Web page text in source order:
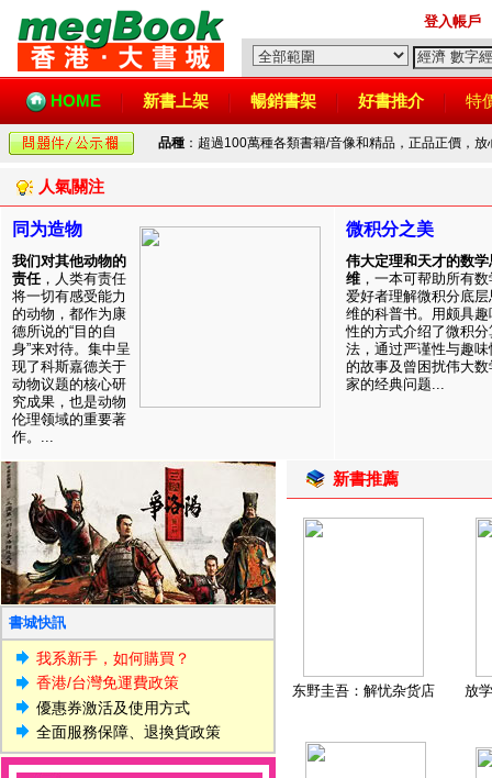
登入帳戶
HOME 新書上架 暢銷書架 好書推介 特
品種 ：超過100萬種各類書籍/音像和精品，正品正價，
人氣關注
同为造物
我们对其他动物的
责任，人类有责任
将一切有感受能力
的动物，都作为康
德所说的“目的自
身”来对待。集中呈
现了科斯嘉德关于
动物议题的核心研
究成果，也是动物
伦理领域的重要著
作。...
微积分之美
伟大定理和天才的数学
维 ，一本可帮助所有数
爱好者理解微积分底层
维的科普书。用颇具趣
性的方式介绍了微积分
法，通过严谨性与趣味
的故事及曾困扰伟大数
家的经典问题...
書城快訊
我系新手，如何購買？
香港/台灣免運費政策
優惠券激活及使用方式
全面服務保障、退換貨政策
新書推薦
东野圭吾：解忧杂货店 放